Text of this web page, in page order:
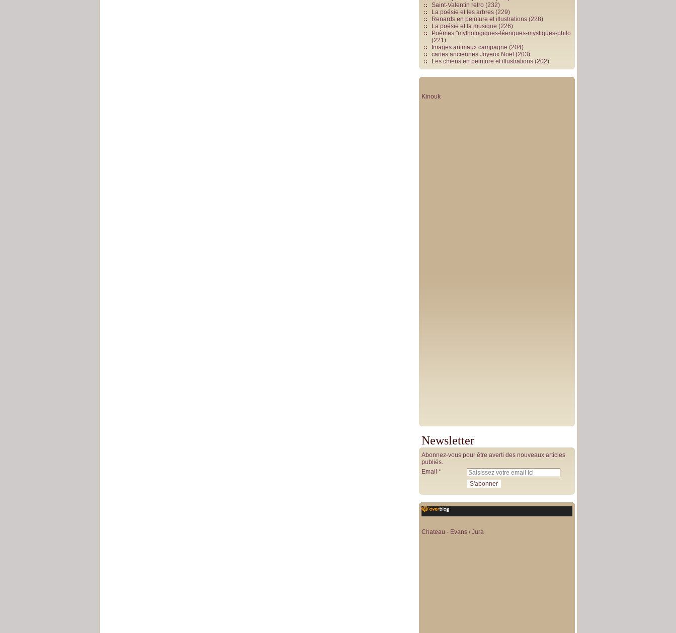
Saint-Valentin retro (232)
La poésie et les arbres (229)
Renards en peinture et illustrations (228)
La poésie et la musique (226)
Poèmes "mythologiques-féeriques-mystiques-philo
(221)
Images animaux campagne (204)
cartes anciennes Joyeux Noël (203)
Les chiens en peinture et illustrations (202)
Kinouk
Newsletter
Abonnez-vous pour être averti des nouveaux articles
publiés.
Email
Chateau - Evans / Jura